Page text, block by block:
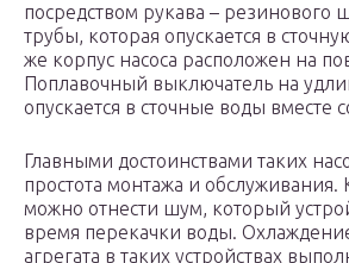
посредством рукава – резинового
трубы, которая опускается в
же корпус насоса расположен на
Поплавочный выключатель на
опускается в сточные воды вместе
Главными достоинствами таких
простота монтажа и обслуживания.
можно отнести шум, который
время перекачки воды.
агрегата в таких устройствах